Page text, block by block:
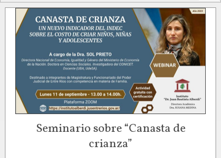
Seminario sobre “Canasta de
crianza”